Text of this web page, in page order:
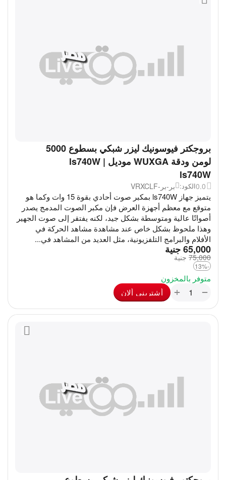
بروجكتر فيوسونيك ليزر شبكي بسطوع 5000
لومن ودقة WUXGA موديل ls740W |
ls740W
0.0الكود: بر-بر-VRXCLF
يتميز جهاز ls740W بمكبر صوت أحادي بقوة 15 وات وكما هو
متوقع مع معظم أجهزة العرض فإن مكبر الصوت المدمج يصدر
أصواتًا عالية ومتوسطة بشكل جيد، لكنه يفتقر إلى صوت الجهير
وهذا ملحوظ بشكل خاص عند مشاهدة مشاهد الحركة في
الأفلام والبرامج التلفزيونية، مثل العديد من المشاهد في...
جنية65,000
جنية 75,000
-13%
متوفر بالمخزون
+ − أشترينى ألان